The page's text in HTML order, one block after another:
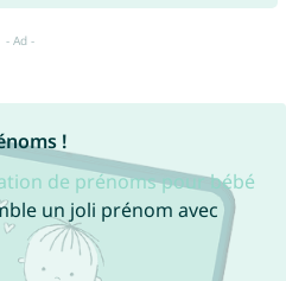
!
de prénoms pour bébé
un joli prénom avec